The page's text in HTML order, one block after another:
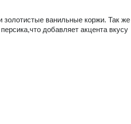
золотистые ванильные коржи. Так
добавляет акцента вкусу